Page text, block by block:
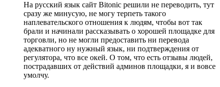
На русский язык сайт Bitonic решили не переводить, тут
сразу же минусую, не могу терпеть такого
наплевательского отношения к людям, чтобы вот так
брали и начинали рассказывать о хорошей площадке для
торговли, но не могли предоставить ни перевода
адекватного ну нужный язык, ни подтверждения от
регулятора, что все окей. О том, что есть отзывы людей,
пострадавших от действий админов площадки, я и вовсе
умолчу.